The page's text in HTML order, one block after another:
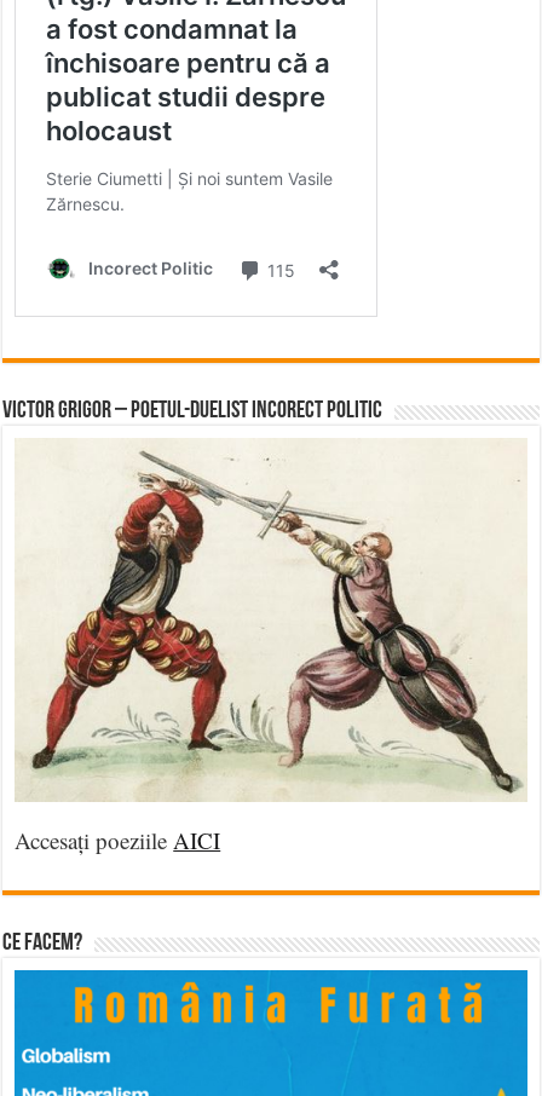
Victor Grigor – Poetul-Duelist Incorect Politic
Accesați poeziileAICI
Ce facem?